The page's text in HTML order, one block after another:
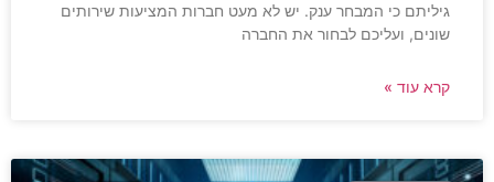
גיליתם כי המבחר ענק. יש לא מעט חברות המציעות שירותים
שונים, ועליכם לבחור את החברה
קרא עוד »